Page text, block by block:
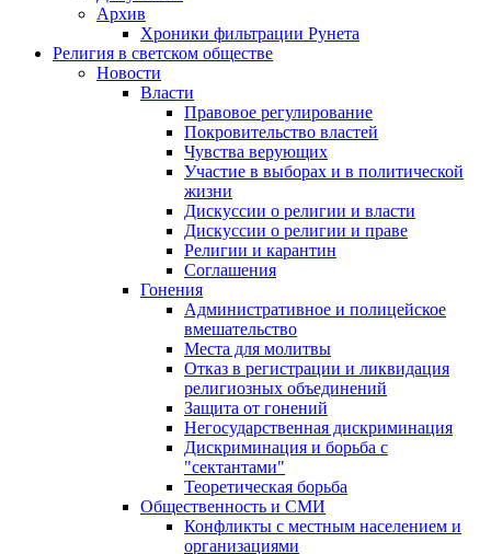
Архив
Хроники фильтрации Рунета
Религия в светском обществе
Новости
Власти
Правовое регулирование
Покровительство властей
Чувства верующих
Участие в выборах и в политической
жизни
Дискуссии о религии и власти
Дискуссии о религии и праве
Религии и карантин
Соглашения
Гонения
Административное и полицейское
вмешательство
Места для молитвы
Отказ в регистрации и ликвидация
религиозных объединений
Защита от гонений
Негосударственная дискриминация
Дискриминация и борьба с
"сектантами"
Теоретическая борьба
Общественность и СМИ
Конфликты с местным населением и
организациями